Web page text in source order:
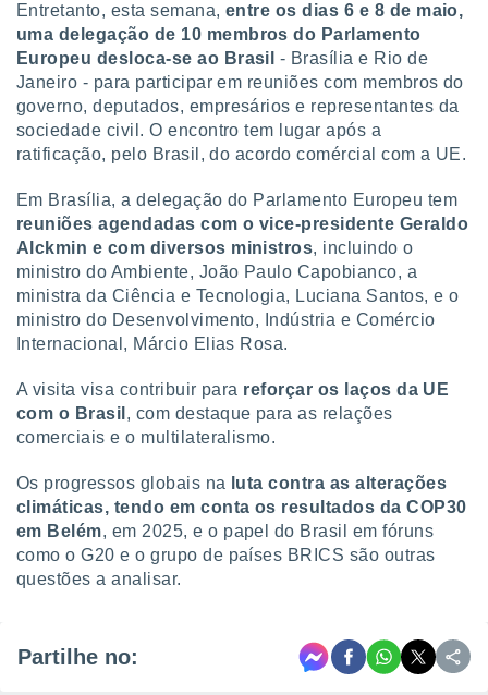
Entretanto, esta semana, entre os dias 6 e 8 de maio,
uma delegação de 10 membros do Parlamento
Europeu desloca-se ao Brasil - Brasília e Rio de
Janeiro - para participar em reuniões com membros do
governo, deputados, empresários e representantes da
sociedade civil. O encontro tem lugar após a
ratificação, pelo Brasil, do acordo comércial com a UE.
Em Brasília, a delegação do Parlamento Europeu tem
reuniões agendadas com o vice-presidente Geraldo
Alckmin e com diversos ministros, incluindo o
ministro do Ambiente, João Paulo Capobianco, a
ministra da Ciência e Tecnologia, Luciana Santos, e o
ministro do Desenvolvimento, Indústria e Comércio
Internacional, Márcio Elias Rosa.
A visita visa contribuir para reforçar os laços da UE
com o Brasil , com destaque para as relações
comerciais e o multilateralismo.
Os progressos globais na
luta contra as alterações
climáticas, tendo em conta os resultados da COP30
em Belém, em 2025, e o papel do Brasil em fóruns
como o G20 e o grupo de países BRICS são outras
questões a analisar.
Partilhe no: